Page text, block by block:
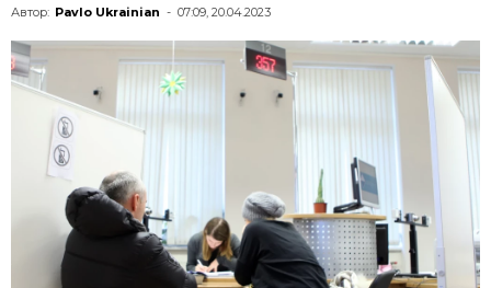
Автор: Pavlo Ukrainian - 07:09, 20.04.2023